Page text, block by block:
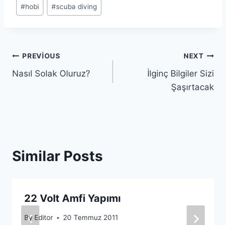
#hobi #scuba diving
Yazı
gezinmesi
PREVIOUS
Nasıl Solak Oluruz?
NEXT
İlginç Bilgiler Sizi
Şaşırtacak
Similar Posts
22 Volt Amfi Yapımı
By Editor 20 Temmuz 2011